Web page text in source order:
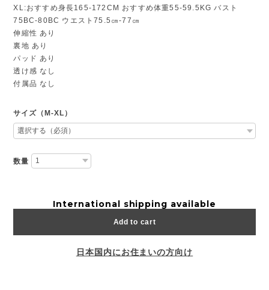
XL:おすすめ身長165-172CM おすすめ体重55-59.5KG バスト
75BC-80BC ウエスト75.5㎝-77㎝
伸縮性 あり
裏地 あり
パッド あり
透け感 なし
付属品 なし
サイズ（M-XL）
数量
International shipping available
Add to cart
日本国内にお住まいの方向け